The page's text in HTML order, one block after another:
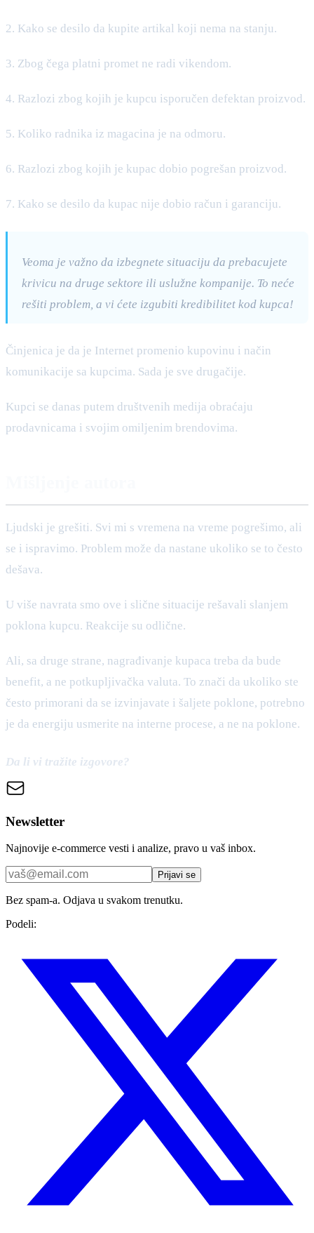
2. Kako se desilo da kupite artikal koji nema na stanju.
3. Zbog čega platni promet ne radi vikendom.
4. Razlozi zbog kojih je kupcu isporučen defektan proizvod.
5. Koliko radnika iz magacina je na odmoru.
6. Razlozi zbog kojih je kupac dobio pogrešan proizvod.
7. Kako se desilo da kupac nije dobio račun i garanciju.
Veoma je važno da izbegnete situaciju da prebacujete
krivicu na druge sektore ili uslužne kompanije. To neće
rešiti problem, a vi ćete izgubiti kredibilitet kod kupca!
Činjenica je da je Internet promenio kupovinu i način
komunikacije sa kupcima. Sada je sve drugačije.
Kupci se danas putem društvenih medija obraćaju
prodavnicama i svojim omiljenim brendovima.
Ljudski je grešiti. Svi mi s vremena na vreme pogrešimo, ali
se i ispravimo. Problem može da nastane ukoliko se to često
dešava.
U više navrata smo ove i slične situacije rešavali slanjem
poklona kupcu. Reakcije su odlične.
Ali, sa druge strane, nagrađivanje kupaca treba da bude
benefit, a ne potkupljivačka valuta. To znači da ukoliko ste
često primorani da se izvinjavate i šaljete poklone, potrebno
je da energiju usmerite na interne procese, a ne na poklone.
Da li vi tražite izgovore?
Newsletter
Najnovije e-commerce vesti i analize, pravo u vaš inbox.
Prijavi se
Bez spam-a. Odjava u svakom trenutku.
Podeli: